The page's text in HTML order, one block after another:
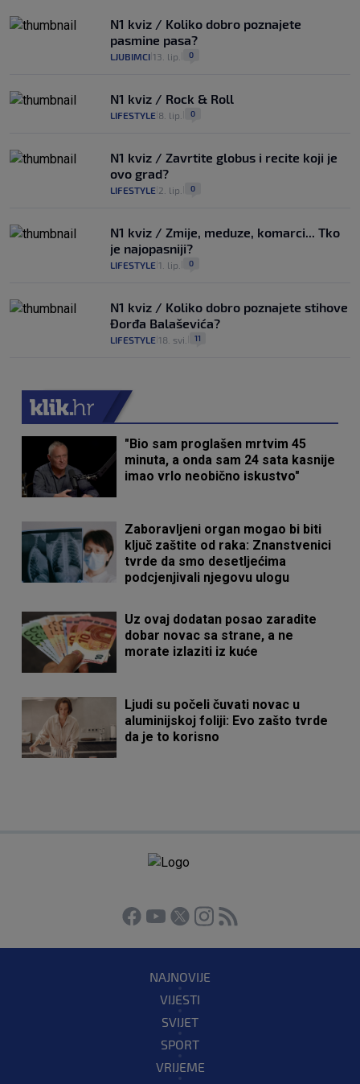
N1 kviz / Koliko dobro poznajete
pasmine pasa?
LJUBIMCI 13. lip. 0
N1 kviz / Rock & Roll
LIFESTYLE 8. lip. 0
N1 kviz / Zavrtite globus i recite koji je
ovo grad?
LIFESTYLE 2. lip. 0
N1 kviz / Zmije, meduze, komarci... Tko
je najopasniji?
LIFESTYLE 1. lip. 0
N1 kviz / Koliko dobro poznajete stihove
Đorđa Balaševića?
LIFESTYLE 18. svi. 11
"Bio sam proglašen mrtvim 45
minuta, a onda sam 24 sata kasnije
imao vrlo neobično iskustvo"
Zaboravljeni organ mogao bi biti
ključ zaštite od raka: Znanstvenici
tvrde da smo desetljećima
podcjenjivali njegovu ulogu
Uz ovaj dodatan posao zaradite
dobar novac sa strane, a ne
morate izlaziti iz kuće
Ljudi su počeli čuvati novac u
aluminijskoj foliji: Evo zašto tvrde
da je to korisno
NAJNOVIJE
VIJESTI
SVIJET
SPORT
VRIJEME